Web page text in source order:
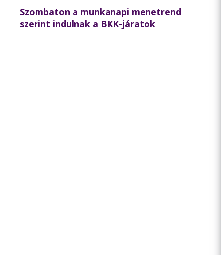
Szombaton a munkanapi menetrend
szerint indulnak a BKK-járatok